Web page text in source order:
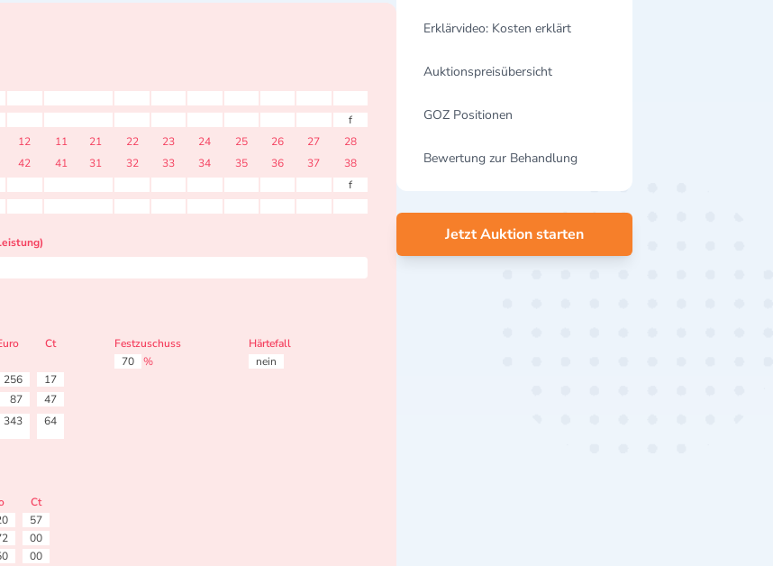
f
12 11 21 22 23 24 25 26 27
28
42 41 31 32 33 34 35 36 37
38
f
Ct
256
17
87
47
343 64
Festzuschuss
70
%
Härtefall
nein
Ct
57
00
00
Erklärvideo: Kosten erklärt
Auktionspreisübersicht
GOZ Positionen
Bewertung zur Behandlung
Jetzt Auktion starten